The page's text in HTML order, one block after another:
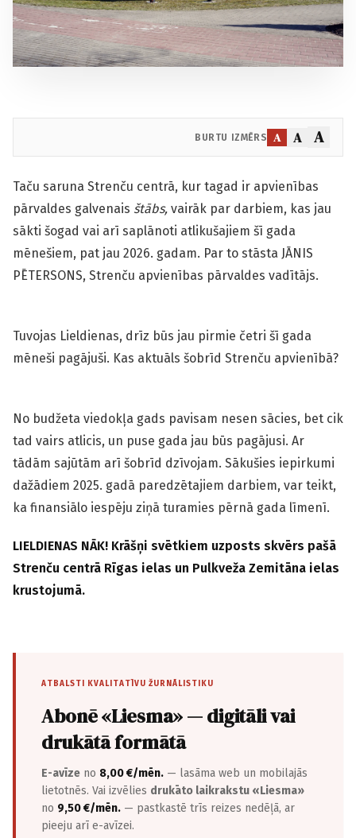
BURTU IZMĒRS A A A
Taču saruna Strenču centrā, kur tagad ir apvienības
pārvaldes galvenais štābs, vairāk par darbiem, kas jau
sākti šogad vai arī saplānoti atlikušajiem šī gada
mēnešiem, pat jau 2026. gadam. Par to stāsta JĀNIS
PĒTERSONS, Strenču apvienības pārvaldes vadītājs.
Tuvojas Lieldienas, drīz būs jau pirmie četri šī gada
mēneši pagājuši. Kas aktuāls šobrīd Strenču apvienībā?
No budžeta viedokļa gads pavisam nesen sācies, bet cik
tad vairs atlicis, un puse gada jau būs pagājusi. Ar
tādām sajūtām arī šobrīd dzīvojam. Sākušies iepirkumi
dažādiem 2025. gadā paredzētajiem darbiem, var teikt,
ka finansiālo iespēju ziņā turamies pērnā gada līmenī.
LIELDIENAS NĀK! Krāšņi svētkiem uzposts skvērs pašā
Strenču centrā Rīgas ielas un Pulkveža Zemitāna ielas
krustojumā.
ATBALSTI KVALITATĪVU ŽURNĀLISTIKU
Abonē «Liesma» — digitāli vai
drukātā formātā
E-avīze no 8,00 €/mēn. — lasāma web un mobilajās
lietotnēs. Vai izvēlies drukāto laikrakstu «Liesma»
no 9,50 €/mēn. — pastkastē trīs reizes nedēļā, ar
pieeju arī e-avīzei.